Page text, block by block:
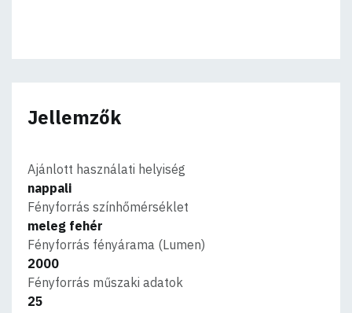
Jellemzők
Ajánlott használati helyiség
nappali
Fényforrás színhőmérséklet
meleg fehér
Fényforrás fényárama (Lumen)
2000
Fényforrás műszaki adatok
25